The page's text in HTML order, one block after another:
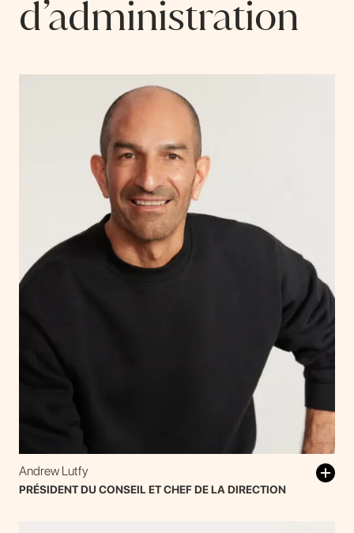
d’administration
Andrew Lutfy
PRÉSIDENT DU CONSEIL ET CHEF DE LA DIRECTION